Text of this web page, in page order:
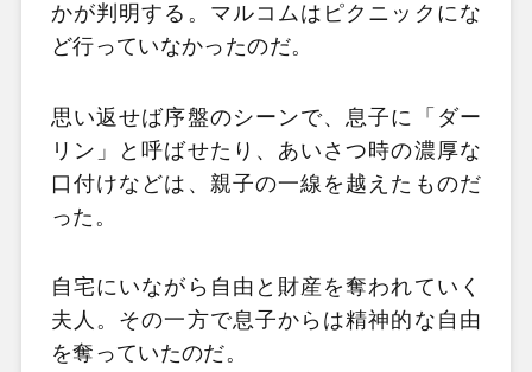
かが判明する。マルコムはピクニックにな
ど行っていなかったのだ。
思い返せば序盤のシーンで、息子に「ダー
リン」と呼ばせたり、あいさつ時の濃厚な
口付けなどは、親子の一線を越えたものだ
った。
自宅にいながら自由と財産を奪われていく
夫人。その一方で息子からは精神的な自由
を奪っていたのだ。